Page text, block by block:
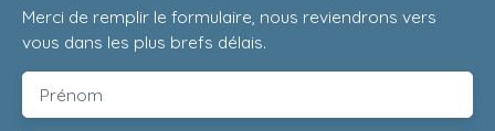
Merci de remplir le formulaire, nous reviendrons vers
vous dans les plus brefs délais.
Prénom